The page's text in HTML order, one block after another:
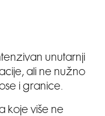
unutarnji
ali ne nužno
i granice.
koje više ne